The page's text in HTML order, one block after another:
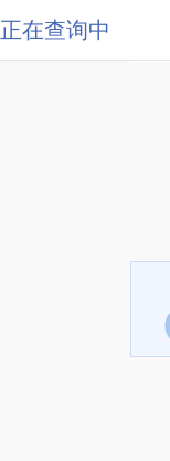
正在查询中